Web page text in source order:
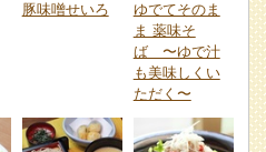
豚味噌せいろ
ゆでてそのま
ま 薬味そ
ば 〜ゆで汁
も美味しくい
ただく〜